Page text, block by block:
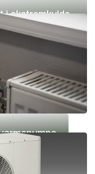
i ekstremkulde